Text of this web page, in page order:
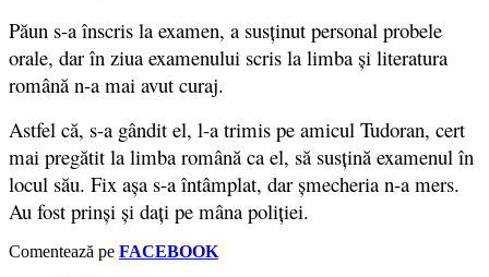
Păun s-a înscris la examen, a susținut personal probele
orale, dar în ziua examenului scris la limba și literatura
română n-a mai avut curaj.
Astfel că, s-a gândit el, l-a trimis pe amicul Tudoran, cert
mai pregătit la limba română ca el, să susțină examenul în
locul său. Fix așa s-a întâmplat, dar șmecheria n-a mers.
Au fost prinși și dați pe mâna poliției.
Comentează pe FACEBOOK